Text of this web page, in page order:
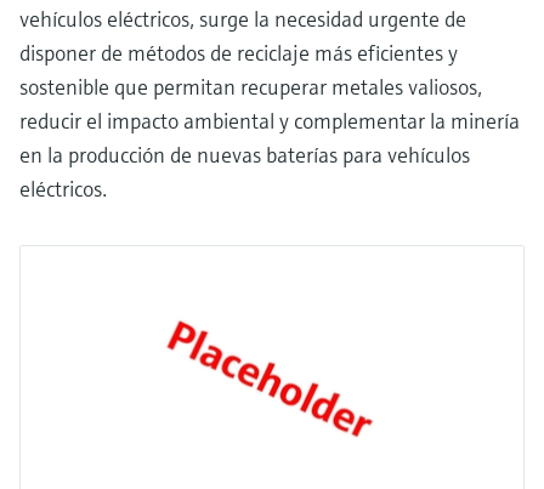
vehículos eléctricos, surge la necesidad urgente de
disponer de métodos de reciclaje más eficientes y
sostenible que permitan recuperar metales valiosos,
reducir el impacto ambiental y complementar la minería
en la producción de nuevas baterías para vehículos
eléctricos.